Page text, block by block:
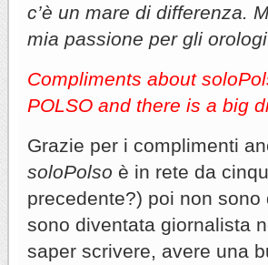
c’è un mare di differenza.
mia passione per gli
Compliments about
POLSO and there is a big
Grazie per i complimenti
soloPolso è in rete da
precedente?) poi non
sono diventata giornalista
saper scrivere, avere una